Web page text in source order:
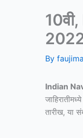
By
Indian
तारीख, या